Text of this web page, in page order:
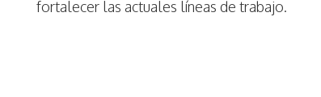
fortalecer las actuales líneas de trabajo.